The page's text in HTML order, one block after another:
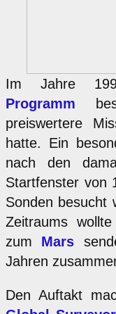
Im Jahre
Programm
preiswertere
hatte. Ein
nach den
Startfenster von
Sonden besucht
Zeitraums
zum Mars
Jahren
Den Auftakt